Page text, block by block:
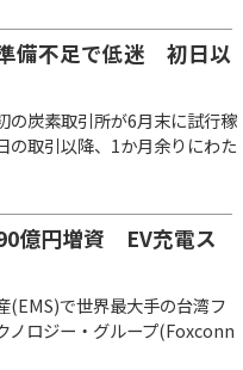
備不足で低迷 初日以
の炭素取引所が6月末に試行稼
の取引以降、1か月余りにわた
億円増資 EV充電ス
(EMS)で世界最大手の台湾フ
ノロジー・グループ(Foxconn